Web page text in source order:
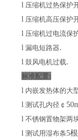
l 压缩机过热保护
l 压缩机高压保护
l 压缩机过电流保
l漏电短路器.
l鼓风电机过载.
标准配置:
l 内嵌发热体的大
l测试孔内径￠
l不锈钢置物架两
l测试用湿布条5根